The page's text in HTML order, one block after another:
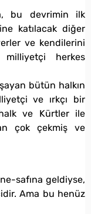
bu devrimin ilk
katılacak diğer
ve kendilerini
herkes
bütün halkın
ve ırkçı bir
halk ve Kürtler ile
çok çekmiş ve
safına geldiyse,
Ama bu henüz